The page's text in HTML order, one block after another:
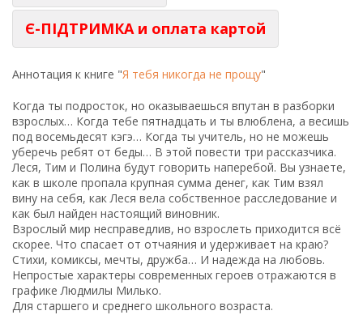
Є-ПІДТРИМКА и оплата картой
Аннотация к книге "Я тебя никогда не прощу"
Когда ты подросток, но оказываешься впутан в разборки
взрослых… Когда тебе пятнадцать и ты влюблена, а весишь
под восемьдесят кэгэ… Когда ты учитель, но не можешь
уберечь ребят от беды… В этой повести три рассказчика.
Леся, Тим и Полина будут говорить наперебой. Вы узнаете,
как в школе пропала крупная сумма денег, как Тим взял
вину на себя, как Леся вела собственное расследование и
как был найден настоящий виновник.
Взрослый мир несправедлив, но взрослеть приходится всё
скорее. Что спасает от отчаяния и удерживает на краю?
Стихи, комиксы, мечты, дружба… И надежда на любовь.
Непростые характеры современных героев отражаются в
графике Людмилы Милько.
Для старшего и среднего школьного возраста.